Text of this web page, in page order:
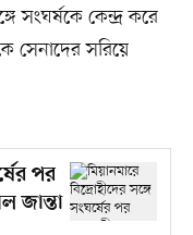
সংঘর্ষকে কেন্দ্র করে
সেনাদের সরিয়ে
পর
জান্তা